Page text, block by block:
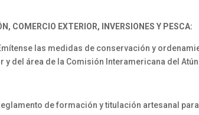
COMERCIO EXTERIOR, INVERSIONES Y PESCA:
las medidas de conservación y
del área de la Comisión Interamericana del Atún
de formación y titulación artesanal